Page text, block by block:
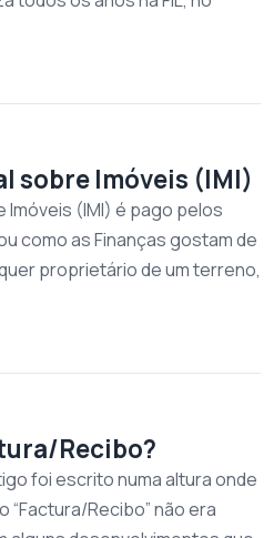
sobre Imóveis (IMI)
Imóveis (IMI) é pago pelos
como as Finanças gostam de
proprietário de um terreno,
Recibo?
foi escrito numa altura onde
Recibo” não era